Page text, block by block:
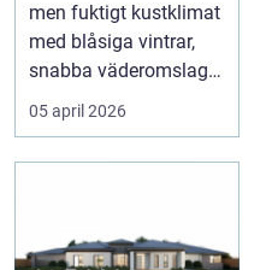
men fuktigt kustklimat
med blåsiga vintrar,
snabba väderomslag
och ofta hög lu...
05 april 2026